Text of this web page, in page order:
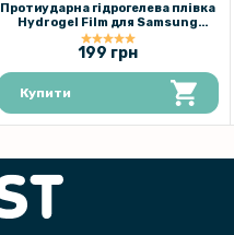
Протиударна гідрогелева плівка
Hydrogel Film для Samsung
Galaxy А31, Transparent
199 грн
Купити